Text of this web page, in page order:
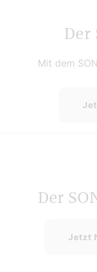
Der
Mit dem
Der
Jetzt